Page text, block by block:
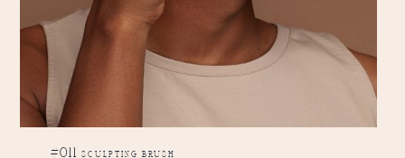
#011 sculpting brush